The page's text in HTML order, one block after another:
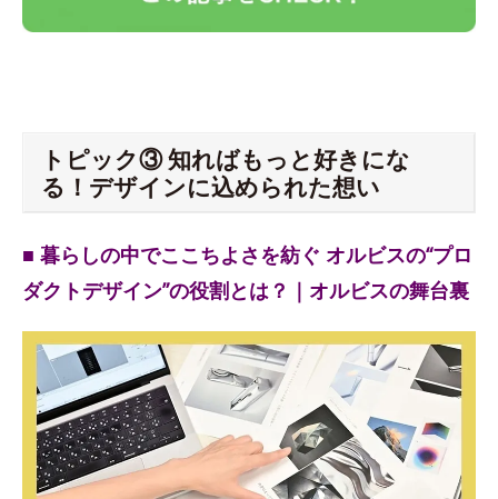
トピック③ 知ればもっと好きにな
る！デザインに込められた想い
■ 暮らしの中でここちよさを紡ぐ オルビスの“プロ
ダクトデザイン”の役割とは？｜オルビスの舞台裏